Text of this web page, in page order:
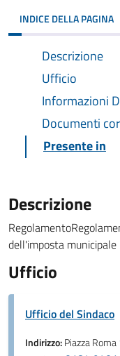
INDICE DELLA PAGINA
Descrizione
Ufficio
Informazioni
Documenti
Presente in
Descrizione
dell'imposta municipale
Ufficio
Ufficio del Sindaco
Indirizzo:Piazza Roma